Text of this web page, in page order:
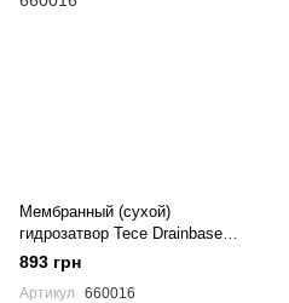
Мембранный (сухой)
гидрозатвор Tece Drainbase
660016
893 грн
Артикул
660016